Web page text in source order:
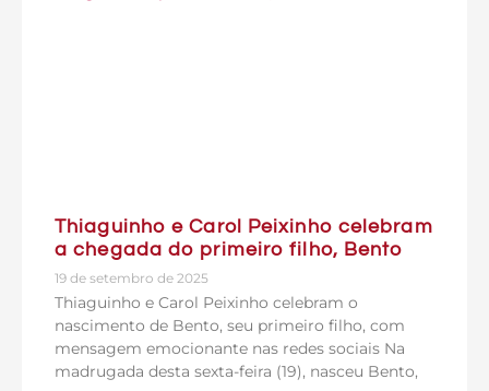
Thiaguinho e Carol Peixinho celebram
a chegada do primeiro filho, Bento
19 de setembro de 2025
Thiaguinho e Carol Peixinho celebram o
nascimento de Bento, seu primeiro filho, com
mensagem emocionante nas redes sociais Na
madrugada desta sexta-feira (19), nasceu Bento,